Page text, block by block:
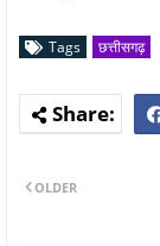
Tags छत्तीसगढ़
OLDER